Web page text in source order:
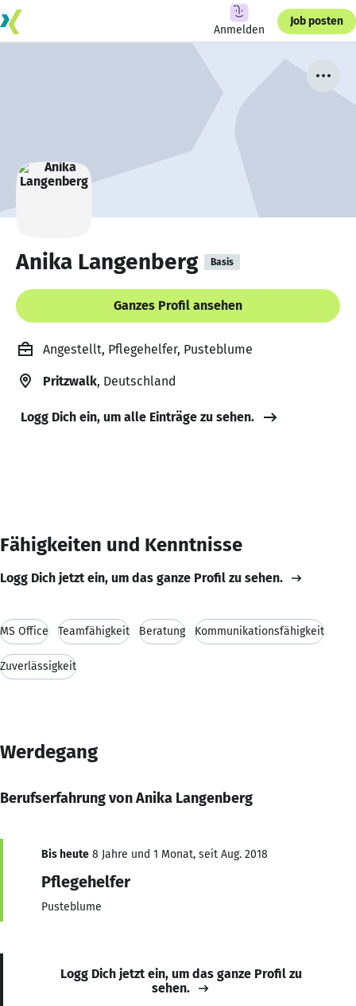
Anmelden
Job posten
Anika Langenberg Basis
Ganzes Profil ansehen
Angestellt, Pflegehelfer, Pusteblume
Pritzwalk, Deutschland
Logg Dich ein, um alle Einträge zu sehen.
Fähigkeiten und Kenntnisse
Logg Dich jetzt ein, um das ganze Profil zu sehen.
MS Office Teamfähigkeit Beratung Kommunikationsfähigkeit
Zuverlässigkeit
Werdegang
Berufserfahrung von Anika Langenberg
Bis heute 8 Jahre und 1 Monat, seit Aug. 2018
Pflegehelfer
Pusteblume
Logg Dich jetzt ein, um das ganze Profil zu
sehen.